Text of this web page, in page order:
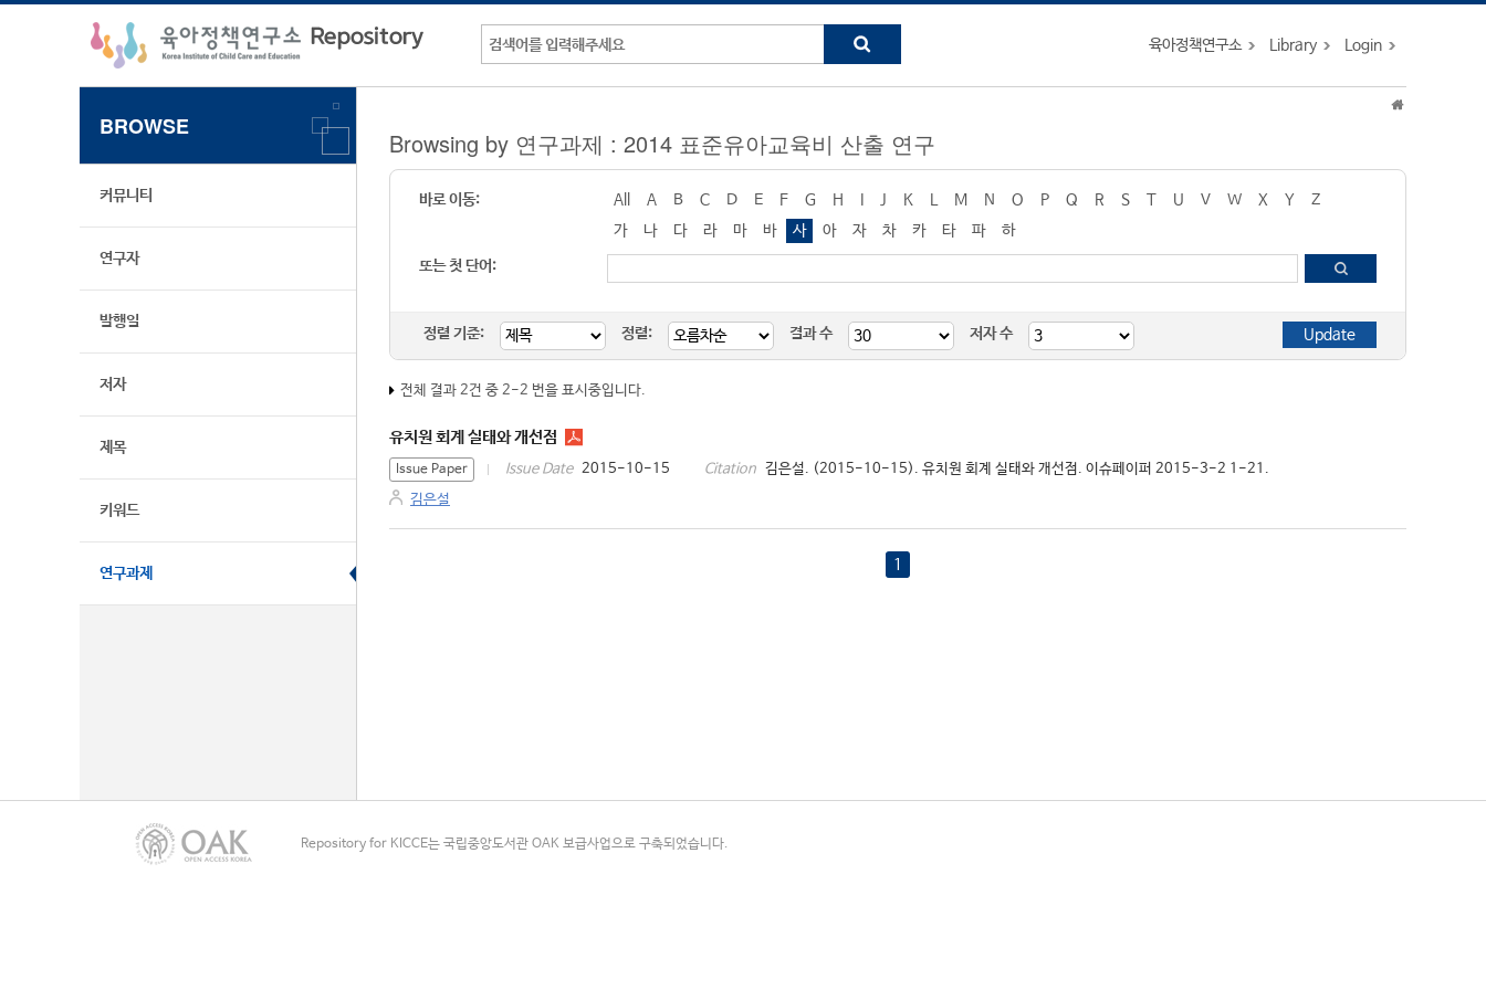
육아정책연구소 Library Login
BROWSE
커뮤니티
연구자
발행일
저자
제목
키워드
연구과제
Browsing by 연구과제 : 2014 표준유아교육비 산출 연구
바로 이동: All A B C D E F G H J K M N O P Q R S T U V W X Y
Z
가
나 다 라 마 바 사 아 자 차 카 타 파
하
또는 첫 단어:
정렬 기준: 정렬: 결과 수 저자 수
전체 결과 2건 중 2-2 번을 표시중입니다.
유치원 회계 실태와 개선점
Issue Paper Issue Date 2015-10-15 Citation 김은설. (2015-10-15). 유치원 회계 실태와 개선점. 이슈페이퍼 2015-3-2 1-21.
김은설
1
Repository for KICCE는 국립중앙도서관 OAK 보급사업으로 구축되었습니다.